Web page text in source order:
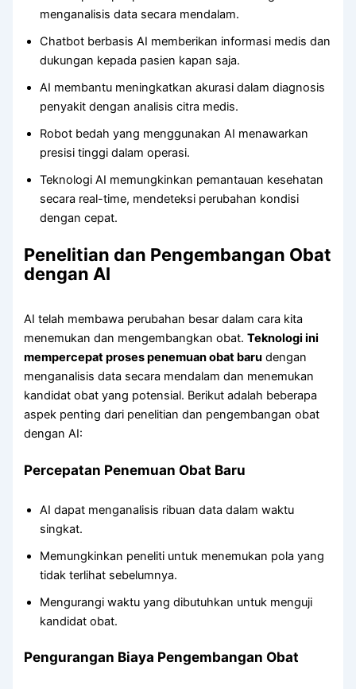
menganalisis data secara mendalam.
Chatbot berbasis AI memberikan informasi medis dan
dukungan kepada pasien kapan saja.
AI membantu meningkatkan akurasi dalam diagnosis
penyakit dengan analisis citra medis.
Robot bedah yang menggunakan AI menawarkan
presisi tinggi dalam operasi.
Teknologi AI memungkinkan pemantauan kesehatan
secara real-time, mendeteksi perubahan kondisi
dengan cepat.
Penelitian dan Pengembangan Obat
dengan AI
AI telah membawa perubahan besar dalam cara kita
menemukan dan mengembangkan obat.Teknologi ini
mempercepat proses penemuan obat baru dengan
menganalisis data secara mendalam dan menemukan
kandidat obat yang potensial. Berikut adalah beberapa
aspek penting dari penelitian dan pengembangan obat
dengan AI:
Percepatan Penemuan Obat Baru
AI dapat menganalisis ribuan data dalam waktu
singkat.
Memungkinkan peneliti untuk menemukan pola yang
tidak terlihat sebelumnya.
Mengurangi waktu yang dibutuhkan untuk menguji
kandidat obat.
Pengurangan Biaya Pengembangan Obat